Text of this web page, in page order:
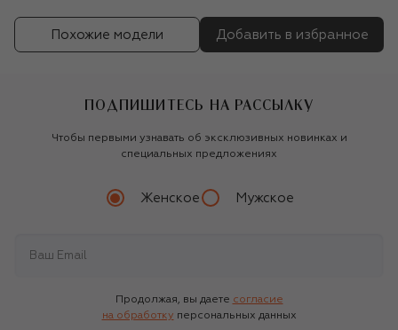
Похожие модели Добавить в избранное
ПОДПИШИТЕСЬ НА РАССЫЛКУ
Чтобы первыми узнавать об эксклюзивных новинках и
специальных предложениях
Женское Мужское
Продолжая, вы даете согласие
на обработку персональных данных